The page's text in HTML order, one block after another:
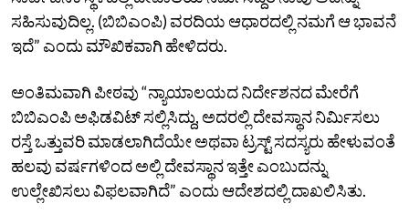
ಸಹಿಸುವುದಿಲ್ಲ. (ಬಿಬಿಎಂಪಿ) ವರದಿಯ ಆಧಾರದಲ್ಲಿ ನಮಗೆ ಆ ಭಾವನೆ
ಇದೆ” ಎಂದು ಮೌಖಿಕವಾಗಿ ಹೇಳಿದರು.
ಅಂತಿಮವಾಗಿ ಪೀಠವು “ನ್ಯಾಯಾಲಯದ ನಿರ್ದೇಶನದ ಮೇರೆಗೆ
ಬಿಬಿಎಂಪಿ ಅಫಿಡವಿಟ್‌ ಸಲ್ಲಿಸಿದ್ದು, ಅದರಲ್ಲಿ ದೇವಸ್ಥಾನ ನಿರ್ಮಿಸಲು
ರಸ್ತೆ ಒತ್ತುವರಿ ಮಾಡಲಾಗಿದೆಯೇ ಅಥವಾ ಟ್ರಸ್ಟ್‌ ಸದಸ್ಯರು ಹೇಳುವಂತೆ
ಹಲವು ವರ್ಷಗಳಿಂದ ಅಲ್ಲಿ ದೇವಸ್ಥಾನ ಇತ್ತೇ ಎಂಬುದನ್ನು
ಉಲ್ಲೇಖಿಸಲು ವಿಫಲವಾಗಿದೆ” ಎಂದು ಆದೇಶದಲ್ಲಿ ದಾಖಲಿಸಿತು.